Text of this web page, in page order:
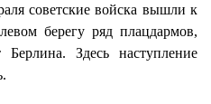
советские войска вышли к
берегу ряд плацдармов,
Здесь наступление